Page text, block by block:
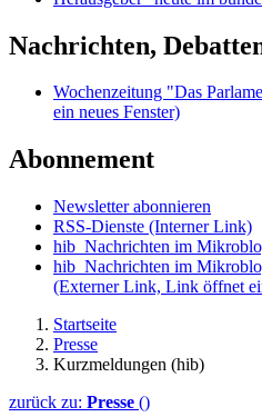
Nachrichten,
Wochenzeitung "Das
ein neues Fenster)
Abonnement
Newsletter abonnieren
RSS-Dienste (Interner Link)
hib_Nachrichten im
hib_Nachrichten im
(Externer Link, Link öffnet
Startseite
Presse
Kurzmeldungen (hib)
zurück zu: Presse ()